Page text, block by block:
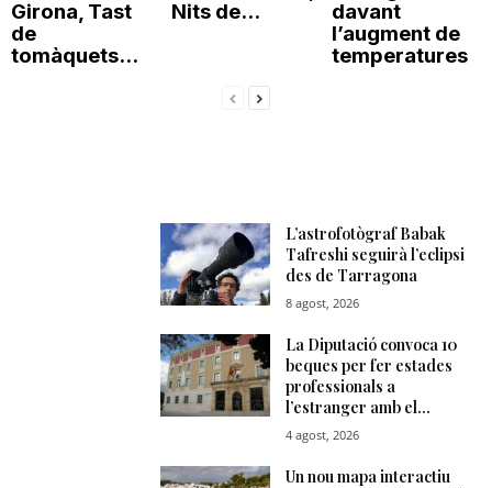
Girona, Tast
de
tomàquets...
Nits de...
davant
l’augment de
temperatures